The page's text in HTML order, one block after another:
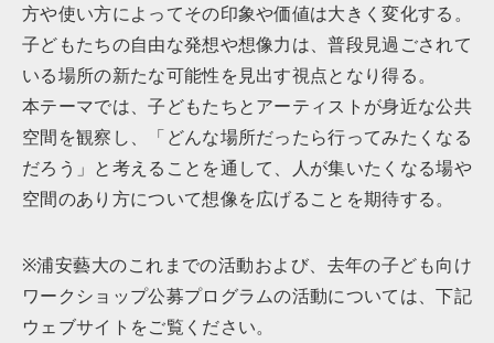
方や使い方によってその印象や価値は大きく変化する。
子どもたちの自由な発想や想像力は、普段見過ごされて
いる場所の新たな可能性を見出す視点となり得る。
本テーマでは、子どもたちとアーティストが身近な公共
空間を観察し、「どんな場所だったら行ってみたくなる
だろう」と考えることを通して、人が集いたくなる場や
空間のあり方について想像を広げることを期待する。
※浦安藝大のこれまでの活動および、去年の子ども向け
ワークショップ公募プログラムの活動については、下記
ウェブサイトをご覧ください。